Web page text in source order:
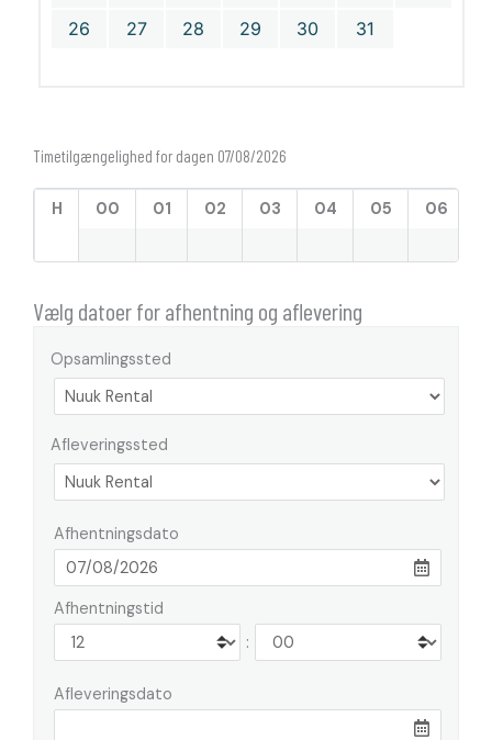
26
27 28 29 30 31
Timetilgængelighed for dagen 07/08/2026
H 00 01 02 03 04 05 06
Vælg datoer for afhentning og aflevering
Opsamlingssted
Afleveringssted
Afhentningsdato
Afhentningstid
:
Afleveringsdato